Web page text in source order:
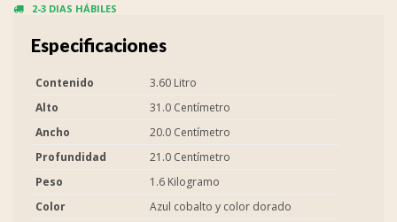
2-3 DIAS HÁBILES
Especificaciones
Contenido
3.60 Litro
Alto
31.0 Centímetro
Ancho
20.0 Centímetro
Profundidad
21.0 Centímetro
Peso
1.6 Kilogramo
Color
Azul cobalto y color dorado